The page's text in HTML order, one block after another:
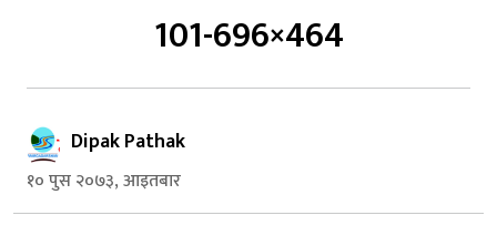
101-696×464
Dipak Pathak
१० पुस २०७३, आइतबार